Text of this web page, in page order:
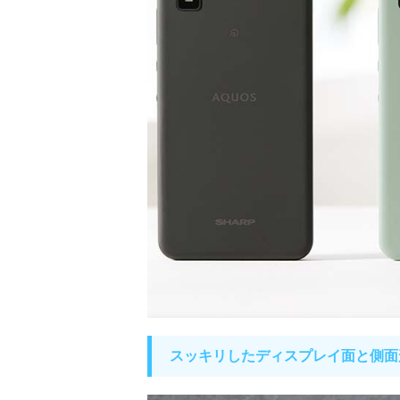
スッキリしたディスプレイ面と側